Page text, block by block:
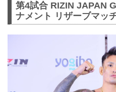
第4試合 RIZIN JAPAN
ナメント リザーブマッ